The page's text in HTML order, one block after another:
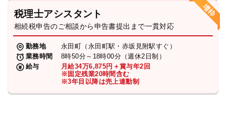
税理士アシスタント
相続税申告のご相談から申告書提出まで一貫対応
勤務地
永田町（永田町駅・赤坂見附駅すぐ）
業務時間
8時50分～18時00分（週休2日制）
給与
月給34万6,875円＋賞与年2回
※固定残業20時間含む
※3年目以降は売上連動制
プライバシーポリシー
TikTok受賞 定義集 動画集